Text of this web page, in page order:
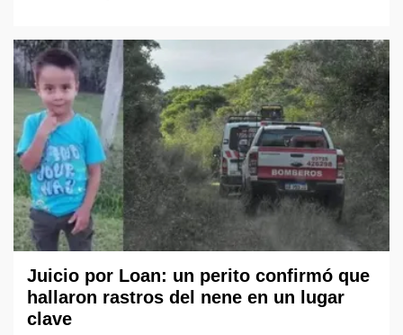
Juicio por Loan: un perito confirmó que
hallaron rastros del nene en un lugar
clave